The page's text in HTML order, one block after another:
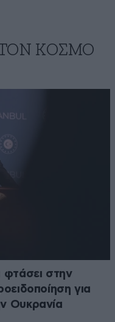
ΚΟΣΜΟ
φτάσει στην
για
Ουκρανία